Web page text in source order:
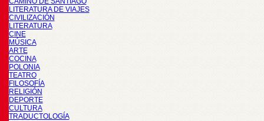
LITERATURA DE VIAJES
CIVILIZACIÓN
LITERATURA
CINE
MÚSICA
ARTE
COCINA
POLONIA
TEATRO
FILOSOFÍA
RELIGIÓN
DEPORTE
CULTURA
TRADUCTOLOGÍA